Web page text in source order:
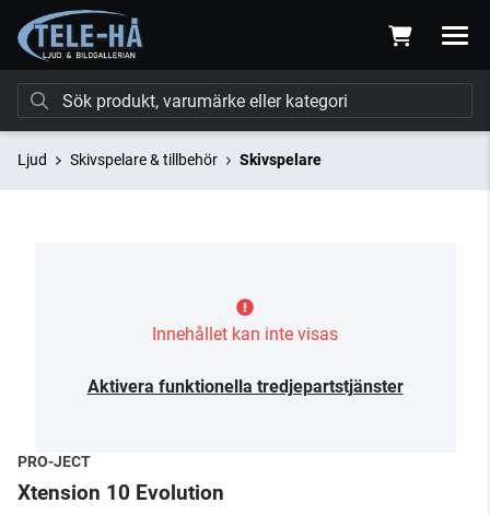
Ljud Skivspelare & tillbehör Skivspelare
Innehållet kan inte visas
Aktivera funktionella tredjepartstjänster
PRO-JECT
Xtension 10 Evolution